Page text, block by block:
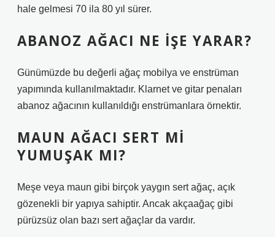
hale gelmesi 70 ila 80 yıl sürer.
ABANOZ AĞACI NE IŞE YARAR?
Günümüzde bu değerli ağaç mobilya ve enstrüman
yapımında kullanılmaktadır. Klarnet ve gitar penaları
abanoz ağacının kullanıldığı enstrümanlara örnektir.
MAUN AĞACI SERT MI
YUMUŞAK MI?
Meşe veya maun gibi birçok yaygın sert ağaç, açık
gözenekli bir yapıya sahiptir. Ancak akçaağaç gibi
pürüzsüz olan bazı sert ağaçlar da vardır.